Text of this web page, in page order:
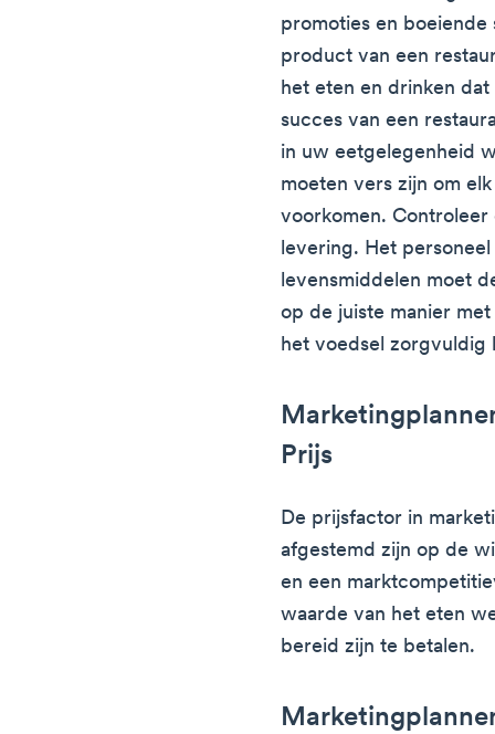
promoties en boeiende
product van een
het eten en drinken
succes van een
in uw eetgelegenheid
moeten vers zijn om
voorkomen.
levering. Het
levensmiddelen moet
op de juiste manier
het voedsel zorgvuldig
Prijs
De prijsfactor in
afgestemd zijn op de
en een
waarde van het eten
bereid zijn te betalen.